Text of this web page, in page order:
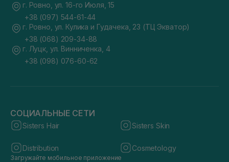
г. Ровно, ул. 16-го Июля, 15
+38 (097) 544-61-44
г. Ровно, ул. Кулика и Гудачека, 23 (ТЦ Экватор)
+38 (068) 209-34-88
г. Луцк, ул. Винниченка, 4
+38 (098) 076-60-62
СОЦИАЛЬНЫЕ СЕТИ
Sisters Hair Sisters Skin
Distribution Cosmetology
Загружайте мобильное приложение